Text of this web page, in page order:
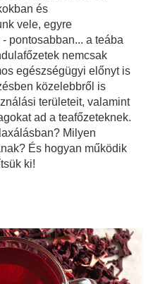
és
vele, egyre
pontosabban... a teába
nemcsak
egészségügyi előnyt is
közelebbről is
területeit, valamint
ad a teafőzeteknek.
Milyen
És hogyan működik
ki!